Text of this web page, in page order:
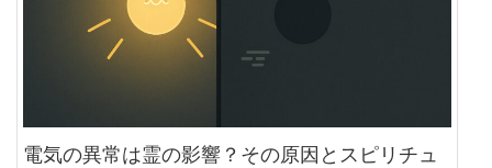
電気の異常は霊の影響？その原因とスピリチュ